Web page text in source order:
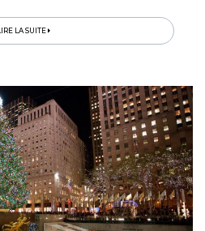
LIRE LA SUITE